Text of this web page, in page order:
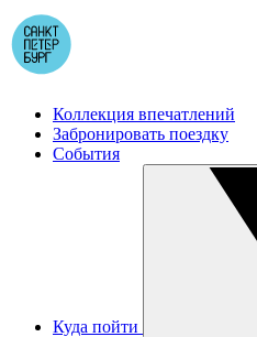
Коллекция впечатлений
Забронировать поездку
События
Куда пойти